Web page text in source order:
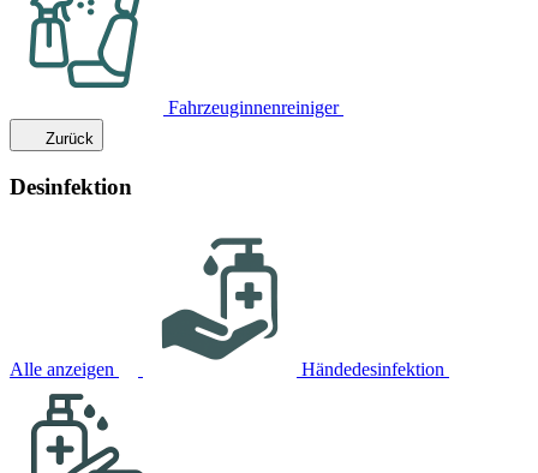
Fahrzeuginnenreiniger
Zurück
Desinfektion
Alle anzeigen Händedesinfektion